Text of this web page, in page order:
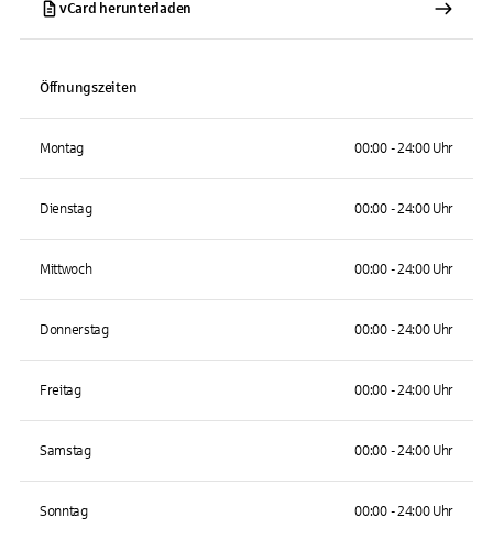
vCard herunterladen
Öffnungszeiten
Montag 00:00 - 24:00 Uhr
Dienstag 00:00 - 24:00 Uhr
Mittwoch 00:00 - 24:00 Uhr
Donnerstag 00:00 - 24:00 Uhr
Freitag 00:00 - 24:00 Uhr
Samstag 00:00 - 24:00 Uhr
Sonntag 00:00 - 24:00 Uhr